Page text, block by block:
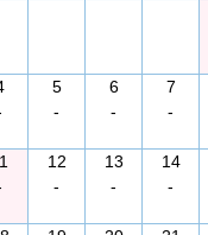
5
-
6
-
7
-
12
-
13
-
14
-